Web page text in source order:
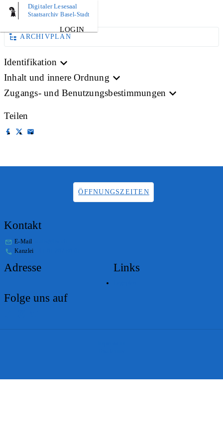
Digitaler Lesesaal
Staatsarchiv Basel-Stadt
LOGIN
BILD
ARCHIVPLAN
Identifikation
Inhalt und innere Ordnung
Zugangs- und Benutzungsbestimmungen
Teilen
ÖFFNUNGSZEITEN
Kontakt
E-Mail
Kanzlei
Adresse Links
Folge uns auf